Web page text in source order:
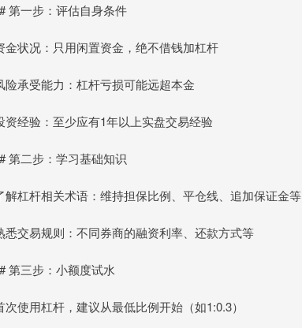
第一步：评估自身条件
金状况：只用闲置资金，绝不借钱加杠杆
险承受能力：杠杆亏损可能远超本金
资经验：至少应有1年以上实盘交易经验
第二步：学习基础知识
解杠杆相关术语：维持担保比例、平仓线、追加保证金等
悉交易规则：不同券商的融资利率、还款方式等
第三步：小额度试水
次使用杠杆，建议从最低比例开始（如1:0.3）